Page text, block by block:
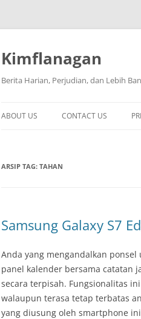
Langsung
Kimflanagan
Berita Harian, Perjudian, dan Lebih
ABOUT US CONTACT US
ARSIP TAG: TAHAN
Samsung Galaxy S7
Anda yang mengandalkan
panel kalender bersama catatan
secara terpisah. Fungsionalitas
walaupun terasa tetap terbatas
yang diusung oleh smartphone